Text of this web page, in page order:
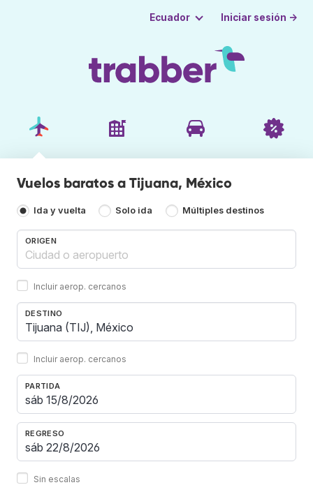
Ecuador Iniciar sesión →
Vuelos baratos a Tijuana, México
Ida y vuelta Solo ida Múltiples destinos
ORIGEN
Incluir aerop. cercanos
DESTINO
Incluir aerop. cercanos
PARTIDA
REGRESO
Sin escalas